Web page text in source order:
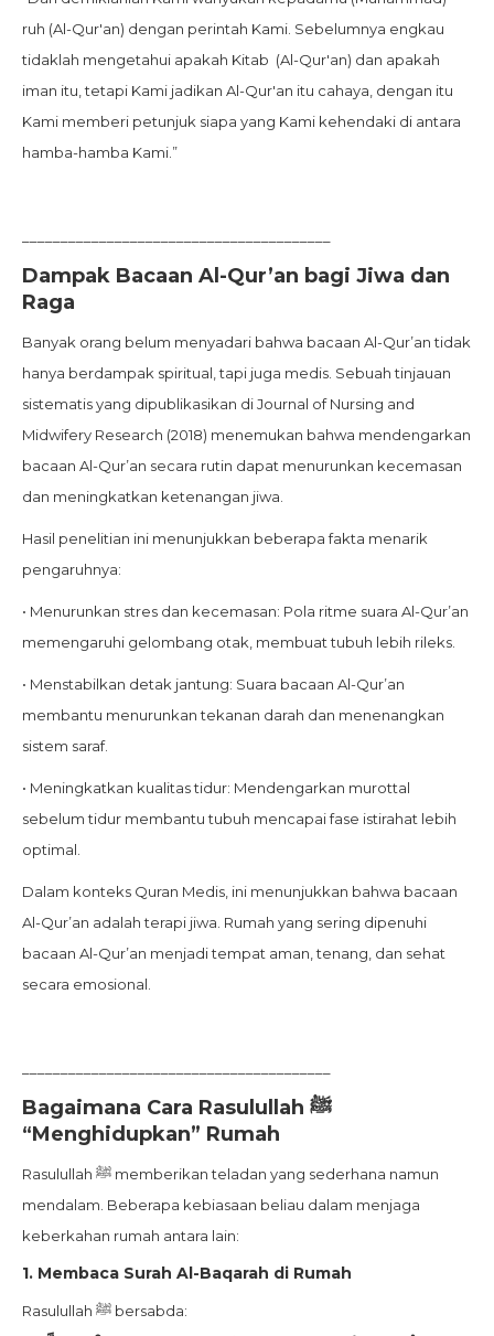
ruh (Al-Qur'an) dengan perintah Kami. Sebelumnya engkau
tidaklah mengetahui apakah Kitab (Al-Qur'an) dan apakah
iman itu, tetapi Kami jadikan Al-Qur'an itu cahaya, dengan itu
Kami memberi petunjuk siapa yang Kami kehendaki di antara
hamba-hamba Kami.”
Dampak Bacaan Al-Qur’an bagi Jiwa dan
Raga
Banyak orang belum menyadari bahwa bacaan Al-Qur’an tidak
hanya berdampak spiritual, tapi juga medis. Sebuah tinjauan
sistematis yang dipublikasikan di Journal of Nursing and
Midwifery Research (2018) menemukan bahwa mendengarkan
bacaan Al-Qur’an secara rutin dapat menurunkan kecemasan
dan meningkatkan ketenangan jiwa.
Hasil penelitian ini menunjukkan beberapa fakta menarik
pengaruhnya:
• Menurunkan stres dan kecemasan: Pola ritme suara Al-Qur’an
memengaruhi gelombang otak, membuat tubuh lebih rileks.
• Menstabilkan detak jantung: Suara bacaan Al-Qur’an
membantu menurunkan tekanan darah dan menenangkan
sistem saraf.
• Meningkatkan kualitas tidur: Mendengarkan murottal
sebelum tidur membantu tubuh mencapai fase istirahat lebih
optimal.
Dalam konteks Quran Medis, ini menunjukkan bahwa bacaan
Al-Qur’an adalah terapi jiwa. Rumah yang sering dipenuhi
bacaan Al-Qur’an menjadi tempat aman, tenang, dan sehat
secara emosional.
Bagaimana Cara Rasulullah ﷺ
“Menghidupkan” Rumah
Rasulullah ﷺ memberikan teladan yang sederhana namun
mendalam. Beberapa kebiasaan beliau dalam menjaga
keberkahan rumah antara lain:
1. Membaca Surah Al-Baqarah di Rumah
Rasulullah ﷺ bersabda: